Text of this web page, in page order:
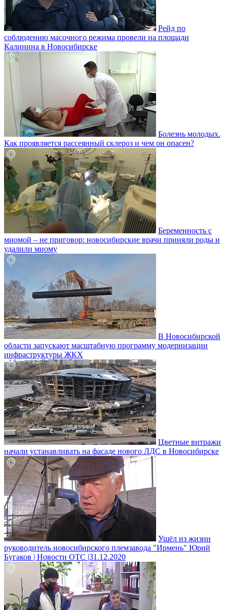
Рейд по
соблюдению масочного режима провели на площади
Калинина в Новосибирске
Болезнь молодых.
Как проявляется рассеянный склероз и чем он опасен?
Беременность с
миомой – не приговор: новосибирские врачи приняли роды и
удалили миому
В Новосибирской
области запускают масштабную программу модернизации
инфраструктуры ЖКХ
Цветные витражи
начали устанавливать на фасаде нового ЛДС в Новосибирске
Ушёл из жизни
руководитель новосибирского племзавода "Ирмень" Юрий
Бугаков | Новости ОТС |31.12.2020